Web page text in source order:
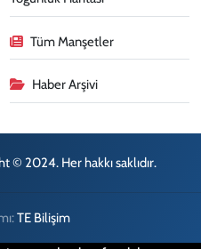
Tüm Manşetler
Haber Arşivi
© 2024. Her hakkı saklıdır.
TE Bilişim